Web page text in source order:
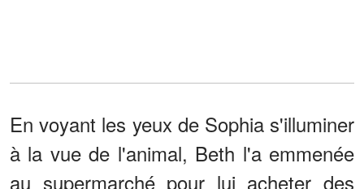
En voyant les yeux de Sophia s'illuminer
à la vue de l'animal, Beth l'a emmenée
au supermarché pour lui acheter des